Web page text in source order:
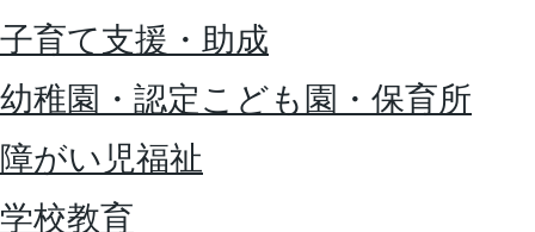
子育て支援・助成
幼稚園・認定こども園・保育所
障がい児福祉
学校教育